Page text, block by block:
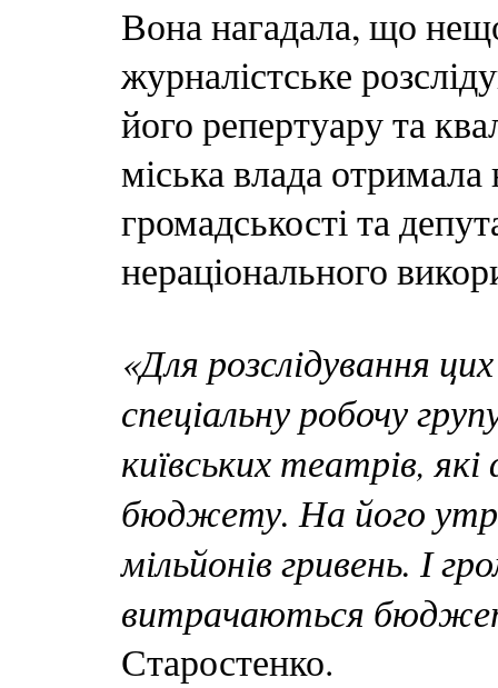
Вона нагадала, що
журналістське
його репертуару та
міська влада отримала
громадськості та
нераціонального
«Для розслідування
спеціальну робочу
київських театрів,
бюджету. На його
мільйонів гривень. І
витрачаються
Старостенко.